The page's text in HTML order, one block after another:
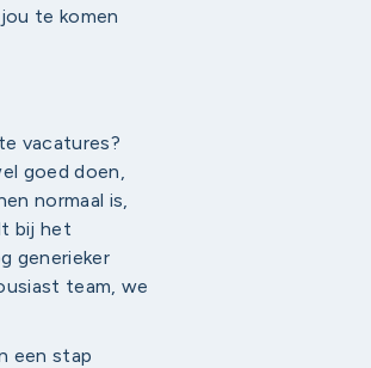
te komen
vacatures?
goed doen,
normaal is,
bij het
generieker
team, we
een stap